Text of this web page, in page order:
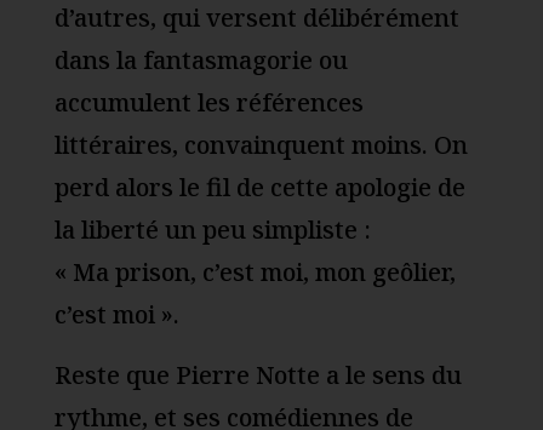
d’autres, qui versent délibérément
dans la fantasmagorie ou
accumulent les références
littéraires, convainquent moins. On
perd alors le fil de cette apologie de
la liberté un peu simpliste :
« Ma prison, c’est moi, mon geôlier,
c’est moi ».
Reste que Pierre Notte a le sens du
rythme, et ses comédiennes de